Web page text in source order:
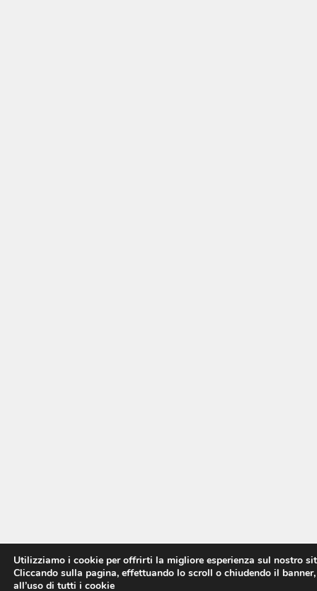
Utilizziamo i cookie per offrirti la migliore esperienza sul nostro
Cliccando sulla pagina, effettuando lo scroll o chiudendo il
all’uso di tutti i cookie